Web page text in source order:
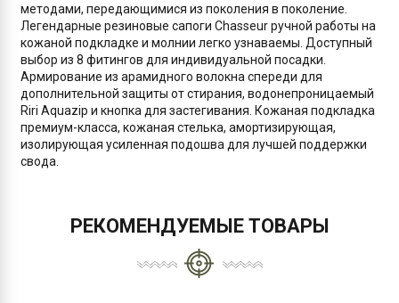
методами, передающимися из поколения в поколение.
Легендарные резиновые сапоги Chasseur ручной работы на
кожаной подкладке и молнии легко узнаваемы. Доступный
выбор из 8 фитингов для индивидуальной посадки.
Армирование из арамидного волокна спереди для
дополнительной защиты от стирания, водонепроницаемый
Riri Aquazip и кнопка для застегивания. Кожаная подкладка
премиум-класса, кожаная стелька, амортизирующая,
изолирующая усиленная подошва для лучшей поддержки
свода.
РЕКОМЕНДУЕМЫЕ ТОВАРЫ